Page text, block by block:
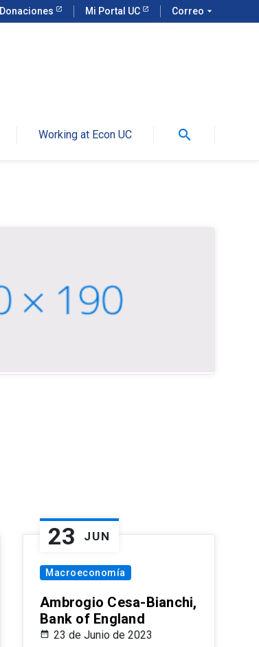
Donaciones Mi Portal UC Correo arrow_drop_down
Working at Econ UC search
23 JUN
Macroeconomía
Ambrogio Cesa-Bianchi,
Bank of England
23 de Junio de 2023